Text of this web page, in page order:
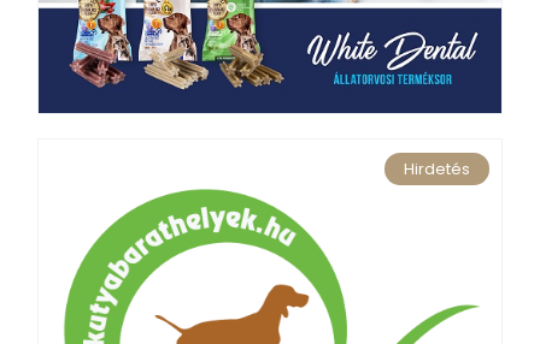
Hirdetés